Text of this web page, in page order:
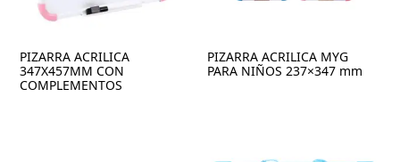
PIZARRA ACRILICA
347X457MM CON
COMPLEMENTOS
PIZARRA ACRILICA MYG
PARA NIÑOS 237×347 mm